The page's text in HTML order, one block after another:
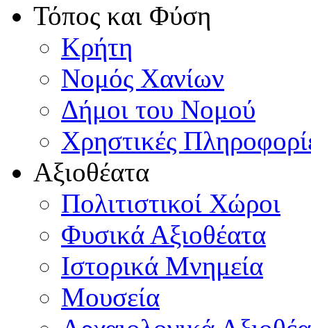
Τόπος και Φύση
Κρήτη
Νομός Χανίων
Δήμοι του Νομού
Χρηστικές
Αξιοθέατα
Πολιτιστικοί Χώροι
Φυσικά Αξιοθέατα
Ιστορικά Μνημεία
Μουσεία